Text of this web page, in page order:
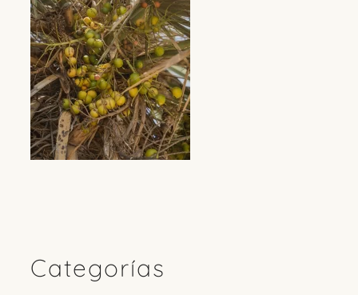
Categorías